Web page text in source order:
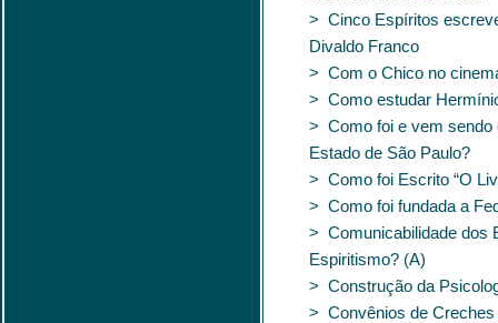
> Cinco Espíritos
Divaldo Franco
> Com o Chico no
> Como estudar
> Como foi e vem sendo
Estado de São Paulo?
> Como foi Escrito “O
> Como foi fundada a
> Comunicabilidade dos
Espiritismo? (A)
> Construção da
> Convênios de